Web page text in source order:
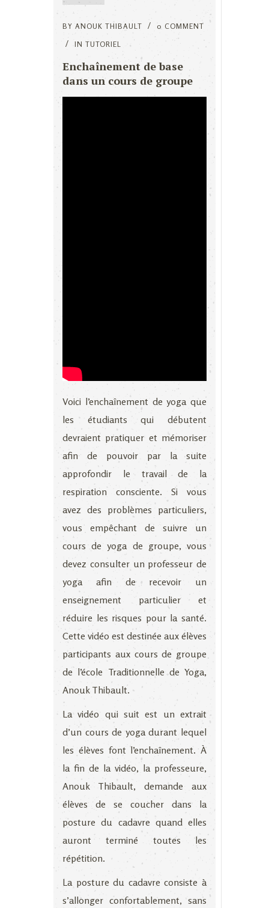
BY ANOUK THIBAULT
0 COMMENT
IN TUTORIEL
Enchaînement de base
dans un cours de groupe
Voici l’enchaînement de yoga que
les étudiants qui débutent
devraient pratiquer et mémoriser
afin de pouvoir par la suite
approfondir le travail de la
respiration consciente. Si vous
avez des problèmes particuliers,
vous empêchant de suivre un
cours de yoga de groupe, vous
devez consulter un professeur de
yoga afin de recevoir un
enseignement particulier et
réduire les risques pour la santé.
Cette vidéo est destinée aux élèves
participants aux cours de groupe
de l’école Traditionnelle de Yoga,
Anouk Thibault.
La vidéo qui suit est un extrait
d’un cours de yoga durant lequel
les élèves font l’enchaînement. À
la fin de la vidéo, la professeure,
Anouk Thibault, demande aux
élèves de se coucher dans la
posture du cadavre quand elles
auront terminé toutes les
répétition.
La posture du cadavre consiste à
s’allonger confortablement, sans